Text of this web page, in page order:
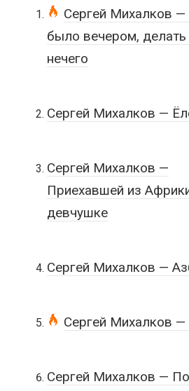
Сергей Михалков
было вечером,
нечего
Сергей Михалков —
Сергей Михалков —
Приехавшей из
девчушке
Сергей Михалков —
Сергей Михалков
Сергей Михалков —